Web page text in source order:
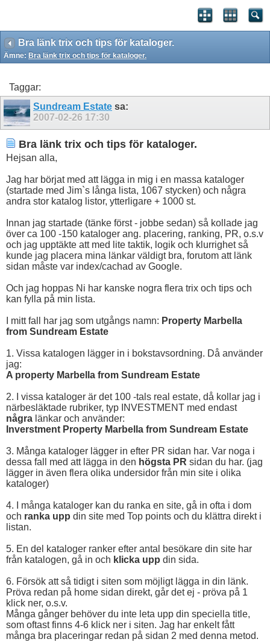
Bra länk trix och tips för kataloger.
Ämne: Bra länk trix och tips för kataloger.
Taggar:
Sundream Estate sa:
2007-02-26 17:30
Bra länk trix och tips för kataloger.
Hejsan alla,
Jag har börjat med att lägga in mig i en massa kataloger
(startade med Jim`s långa lista, 1067 stycken) och några
andra stor katalog listor, ytterligare + 1000 st.
Innan jag startade (tänke först - jobbe sedan) så kollade jag
över ca 100 -150 kataloger ang. placering, ranking, PR, o.s.v
och jag upptäkte att med lite taktik, logik och klurrighet så
kunde jag placera mina länkar väldigt bra, forutom att länk
sidan måste var index/cachad av Google.
Och jag hoppas Ni har kanske nogra flera trix och tips och
kan fylla på min lista.
I mitt fall har jag som utgångs namn: Property Marbella
from Sundream Estate
1. Vissa katalogen lägger in i bokstavsordning. Då använder
jag:
A property Marbella from Sundream Estate
2. I vissa kataloger är det 100 -tals real estate, då kollar jag i
närbesläktade rubriker, typ INVESTMENT med endast
några länkar och använder:
Inverstment Property Marbella from Sundream Estate
3. Många kataloger lägger in efter PR sidan har. Var noga i
dessa fall med att lägga in den högsta PR sidan du har. (jag
lägger in även flera olika undersidor från min site i olika
kataloger)
4. I många kataloger kan du ranka en site, gå in ofta i dom
och ranka upp din site med Top points och du klättra direkt i
listan.
5. En del kataloger ranker efter antal besökare din site har
från katalogen, gå in och klicka upp din sida.
6. Försök att så tidigt i siten som möjligt lägga in din länk.
Pröva redan på home sidan direkt, går det ej - pröva på 1
klick ner, o.s.v.
Många gånger behöver du inte leta upp din speciella title,
som oftast finns 4-6 klick ner i siten. Jag har enkelt fått
många bra placeringar redan på sidan 2 med denna metod.